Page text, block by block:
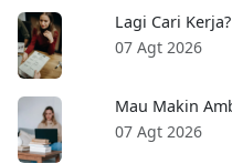
Lagi Cari
07 Agt 2026
Mau Makin
07 Agt 2026